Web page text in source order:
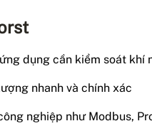
dụng cần kiểm soát khí
nhanh và chính xác
nghiệp như Modbus,